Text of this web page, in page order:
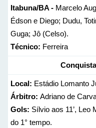
Itabuna/BA - Marcelo
Édson e Diego; Dudu,
Guga; Jô (Celso).
Técnico: Ferreira
Local: Estádio Lomanto
Árbitro: Adriano de
Gols: Sílvio aos 11’, Leo
do 1° tempo.